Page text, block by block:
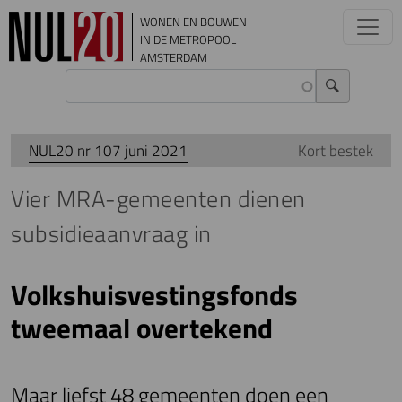
Overslaan en naar de inhoud gaan
WONEN EN BOUWEN
IN DE METROPOOL
AMSTERDAM
NUL20 nr 107 juni 2021 Kort bestek
Vier MRA-gemeenten dienen
subsidieaanvraag in
Volkshuisvestingsfonds
tweemaal overtekend
Maar liefst 48 gemeenten doen een